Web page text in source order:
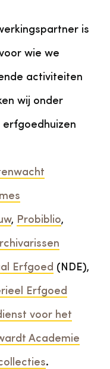
is
wie we
activiteiten
wij onder
, Probiblio,
Erfgoed (NDE),
Erfgoed
voor het
Academie
.